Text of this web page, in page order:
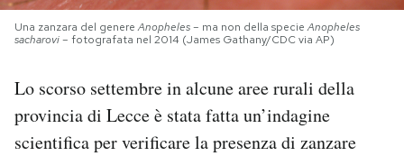
SHOP
Una zanzara del genereAnopheles– ma non della specieAnopheles
sacharovi– fotografata nel 2014 (James Gathany/CDC via AP)
Lo scorso settembre in alcune aree rurali della
provincia di Lecce è stata fatta un’indagine
scientifica per verificare la presenza di zanzare